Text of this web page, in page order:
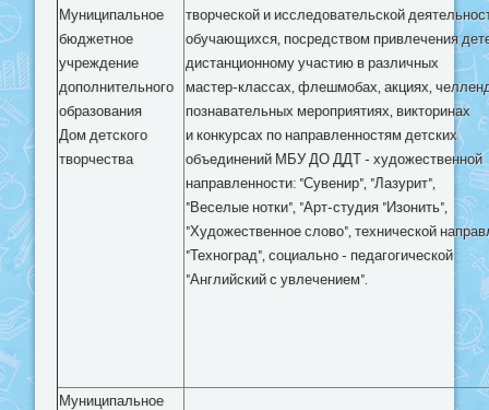
Муниципальное
бюджетное
учреждение
дополнительного
образования
Дом детского
творчества
творческой и исследовательской
обучающихся, посредством привлечения
дистанционному участию в различных
мастер-классах, флешмобах, акциях,
познавательных мероприятиях, викторинах
и конкурсах по направленностям детских
объединений МБУ ДО ДДТ - художественной
направленности: "Сувенир", "Лазурит",
"Веселые нотки", "Арт-студия "Изонить",
"Художественное слово", технической
"Техноград", социально - педагогической
"Английский с увлечением".
Муниципальное